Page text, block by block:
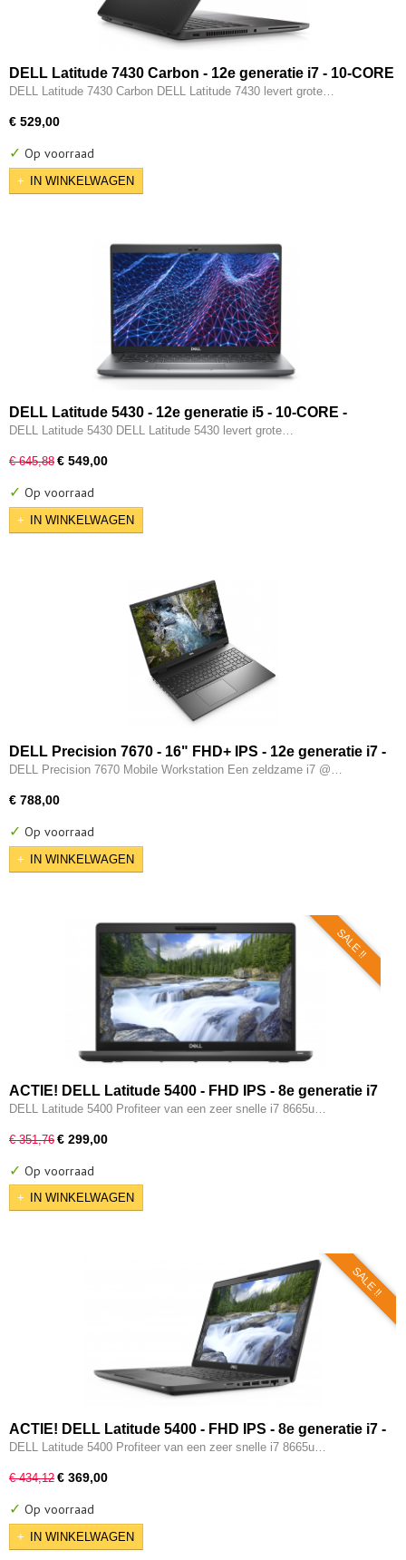
DELL Latitude 7430 Carbon - 12e generatie i7 - 10-CORE
- 16GB - 512GB SSD - 12e gen Intel UHD - 2x Type-C -
DELL Latitude 7430 Carbon DELL Latitude 7430 levert grote…
€ 529,00
✓ Op voorraad
IN WINKELWAGEN
DELL Latitude 5430 - 12e generatie i5 - 10-CORE -
16GB - 512GB SSD - 12e gen Intel UHD - 2x Type-C -
DELL Latitude 5430 DELL Latitude 5430 levert grote…
€ 645,88 € 549,00
✓ Op voorraad
IN WINKELWAGEN
DELL Precision 7670 - 16" FHD+ IPS - 12e generatie i7 -
12850HX - 16-CORE - 32GB DDR5 - 512GB M.2 NVMe -
DELL Precision 7670 Mobile Workstation Een zeldzame i7 @…
€ 788,00
✓ Op voorraad
IN WINKELWAGEN
SALE !!
ACTIE! DELL Latitude 5400 - FHD IPS - 8e generatie i7
- 8GB - 256GB - USB 3.2/ Type-C - Intel UHD - HDMI -
DELL Latitude 5400 Profiteer van een zeer snelle i7 8665u…
€ 351,76 € 299,00
✓ Op voorraad
IN WINKELWAGEN
SALE !!
ACTIE! DELL Latitude 5400 - FHD IPS - 8e generatie i7 -
16GB - 512GB - USB 3.2/ Type-C - Intel UHD - HDMI - W11
DELL Latitude 5400 Profiteer van een zeer snelle i7 8665u…
€ 434,12 € 369,00
✓ Op voorraad
IN WINKELWAGEN